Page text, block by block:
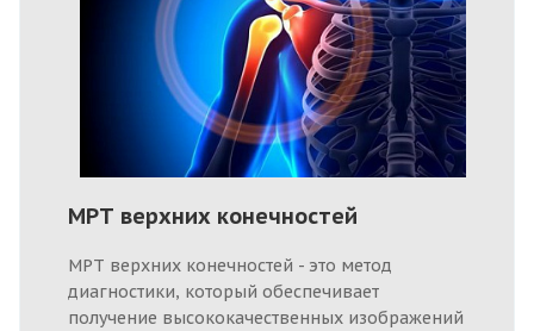
МРТ верхних конечностей
МРТ верхних конечностей - это метод
диагностики, который обеспечивает
получение высококачественных изображений